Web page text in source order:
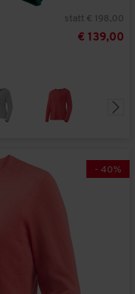
statt € 198,00
€ 139,00
- 40%